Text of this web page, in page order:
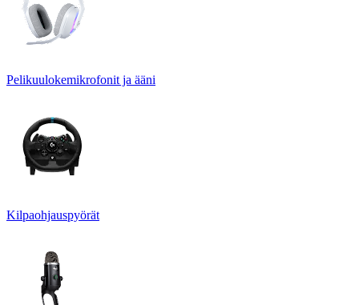
Pelikuulokemikrofonit ja ääni
Kilpaohjauspyörät